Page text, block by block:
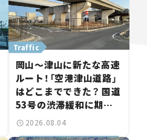
岡山～津山に新たな高速
ルート！「空港津山道路」
はどこまでできた？ 国道
53号の渋滞緩和に期待。
岡山市側でも動きが【い
Traffic
2026.08.04